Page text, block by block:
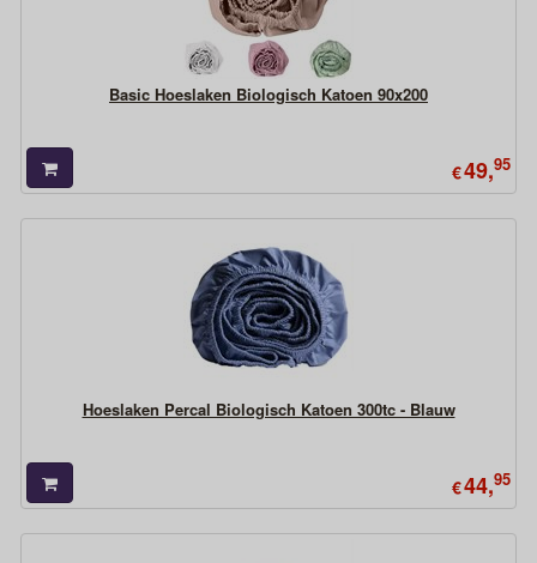
Basic Hoeslaken Biologisch Katoen 90x200
€49,95
Hoeslaken Percal Biologisch Katoen 300tc - Blauw
€44,95